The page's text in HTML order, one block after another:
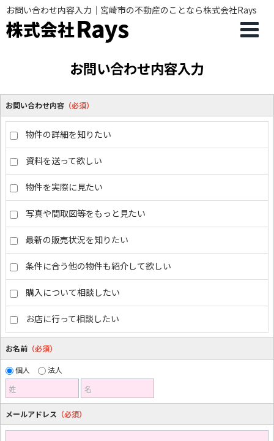
お問い合わせ内容入力｜宮崎市の不動産のことなら株式会社Rays
お問い合わせ内容入力
お問い合わせ内容 （必須）
物件の詳細を知りたい
資料を送って欲しい
物件を実際に見たい
写真や間取図等をもっと見たい
最新の販売状況を知りたい
条件に合う他の物件も紹介して欲しい
購入について相談したい
お店に行って相談したい
お名前 （必須）
個人
法人
姓
名
メールアドレス （必須）